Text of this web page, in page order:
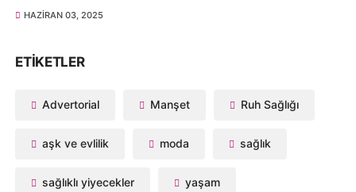
HAZIRAN 03, 2025
ETIKETLER
Advertorial Manşet Ruh Sağlığı
aşk ve evlilik moda sağlık
sağlıklı yiyecekler yaşam